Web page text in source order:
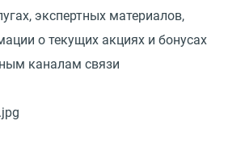
экспертных материалов,
о текущих акциях и бонусах
каналам связи